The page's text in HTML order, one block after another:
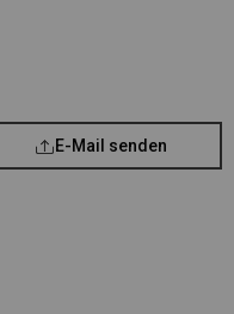
E-Mail senden